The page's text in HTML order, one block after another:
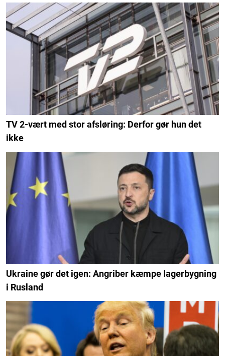
TV 2-vært med stor afsløring: Derfor gør hun det
ikke
Ukraine gør det igen: Angriber kæmpe lagerbygning
i Rusland